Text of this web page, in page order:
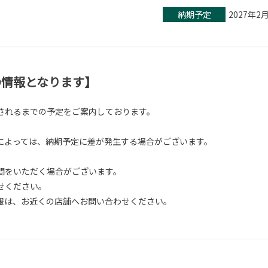
納期予定 2027年2
報となります】
るまでの予定をご案内しております。
ては、納期予定に差が発生する場合がございます。
いただく場合がございます。
ださい。
、お近くの店舗へお問い合わせください。